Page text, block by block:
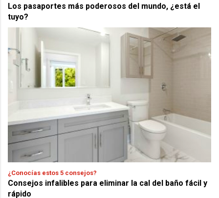
Los pasaportes más poderosos del mundo, ¿está el
tuyo?
¿Conocías estos 5 consejos?
Consejos infalibles para eliminar la cal del baño fácil y
rápido